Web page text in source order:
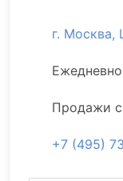
г. Москва,
Продажи
+7 (495)